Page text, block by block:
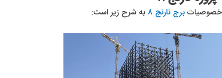
خصوصیات برج نارنج 8 به شرح زیر است: